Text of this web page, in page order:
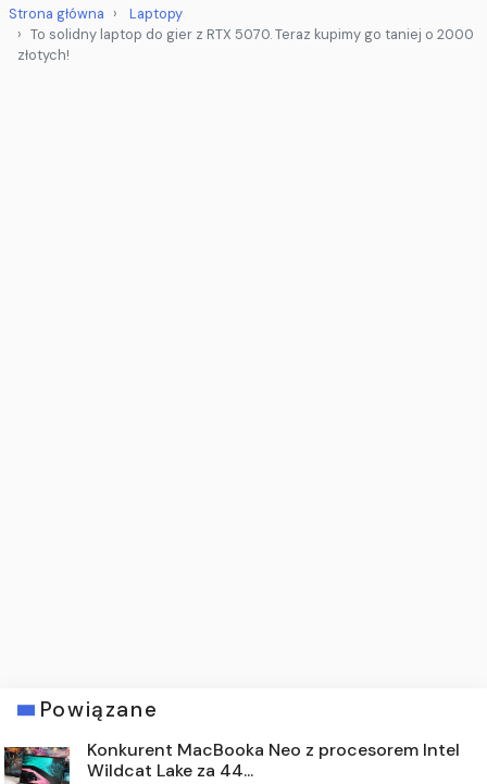
Strona główna
Laptopy
To solidny laptop do gier z RTX 5070. Teraz kupimy go taniej o 2000
złotych!
Powiązane
Konkurent MacBooka Neo z procesorem Intel
Wildcat Lake za 44...